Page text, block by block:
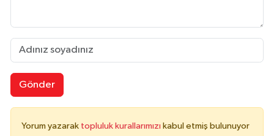
Gönder
Yorum yazarak topluluk kurallarımızı kabul etmiş bulunuyor